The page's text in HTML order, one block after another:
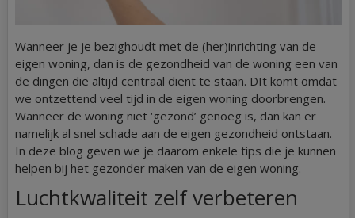
Wanneer je je bezighoudt met de (her)inrichting van de
eigen woning, dan is de gezondheid van de woning een van
de dingen die altijd centraal dient te staan. DIt komt omdat
we ontzettend veel tijd in de eigen woning doorbrengen.
Wanneer de woning niet ‘gezond’ genoeg is, dan kan er
namelijk al snel schade aan de eigen gezondheid ontstaan.
In deze blog geven we je daarom enkele tips die je kunnen
helpen bij het gezonder maken van de eigen woning.
Luchtkwaliteit zelf verbeteren